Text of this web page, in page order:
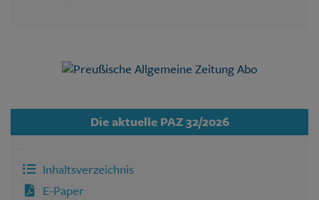
Die aktuelle PAZ 32/2026
Inhaltsverzeichnis
E-Paper